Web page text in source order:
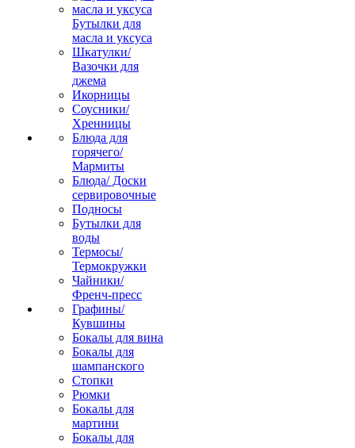
Бутылки для
масла и уксуса
Шкатулки/
Вазочки для
джема
Икорницы
Соусники/
Хренницы
Блюда для
горячего/
Мармиты
Блюда/ Доски
сервировочные
Подносы
Бутылки для
воды
Термосы/
Термокружки
Чайники/
Френч-пресс
Графины/
Кувшины
Бокалы для вина
Бокалы для
шампанского
Стопки
Рюмки
Бокалы для
мартини
Бокалы для